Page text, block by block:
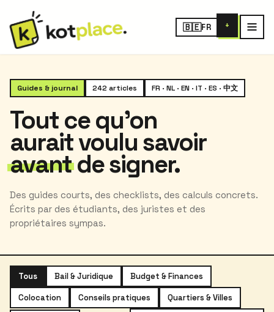
🇧🇪FR +
Guides & journal 242 articles FR · NL · EN · IT · ES · 中文
Tout ce qu'on
aurait voulu savoir
avantde signer.
Des guides courts, des checklists, des calculs concrets.
Écrits par des étudiants, des juristes et des
propriétaires sympas.
Tous Bail & Juridique Budget & Finances
Colocation Conseils pratiques Quartiers & Villes